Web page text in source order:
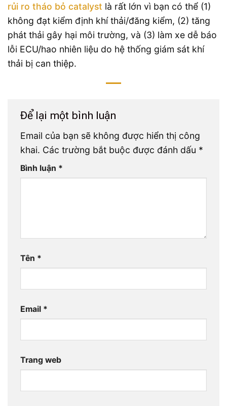
rủi ro tháo bỏ catalyst là rất lớn vì bạn có thể (1)
không đạt kiểm định khí thải/đăng kiểm, (2) tăng
phát thải gây hại môi trường, và (3) làm xe dễ báo
lỗi ECU/hao nhiên liệu do hệ thống giám sát khí
thải bị can thiệp.
Để lại một bình luận
Email của bạn sẽ không được hiển thị công
khai. Các trường bắt buộc được đánh dấu *
Bình luận *
Tên *
Email *
Trang web